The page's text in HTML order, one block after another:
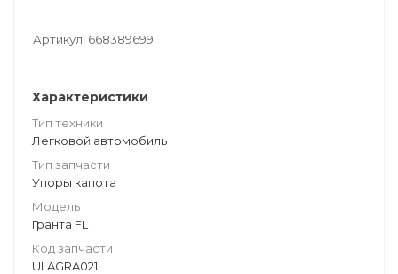
Артикул: 668389699
Характеристики
Тип техники
Легковой автомобиль
Тип запчасти
Упоры капота
Модель
Гранта FL
Код запчасти
ULAGRA021